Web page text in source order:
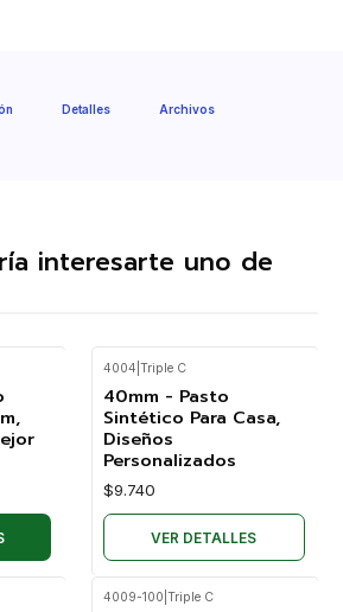
Detalles Archivos
interesarte uno de
4004 Triple C
40mm - Pasto
Sintético Para Casa,
Diseños
Personalizados
$9.740
VER DETALLES
4009-100 Triple C